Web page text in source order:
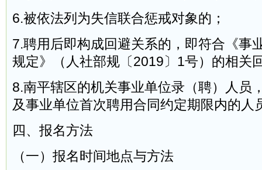
6.被依法列为失信联合惩戒对象的；
7.聘用后即构成回避关系的，即符合《事
规定》（人社部规〔2019〕1号）的相关
8.南平辖区的机关事业单位录（聘）人员
及事业单位首次聘用合同约定期限内的人
四、报名方法
（一）报名时间地点与方法